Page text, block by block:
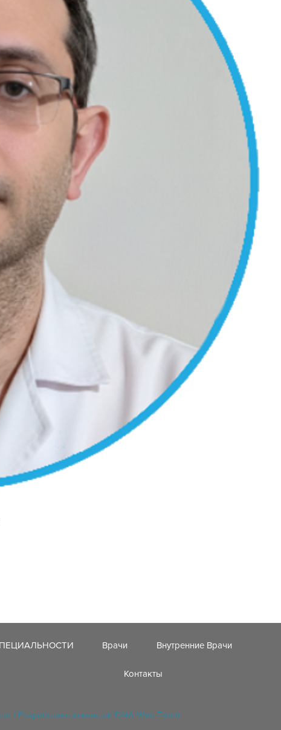
/ Разработано командой DNA Web Team
Врачи Внутренние Врачи
Контакты